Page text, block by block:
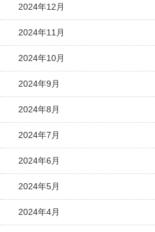
2024年12月
2024年11月
2024年10月
2024年9月
2024年8月
2024年7月
2024年6月
2024年5月
2024年4月